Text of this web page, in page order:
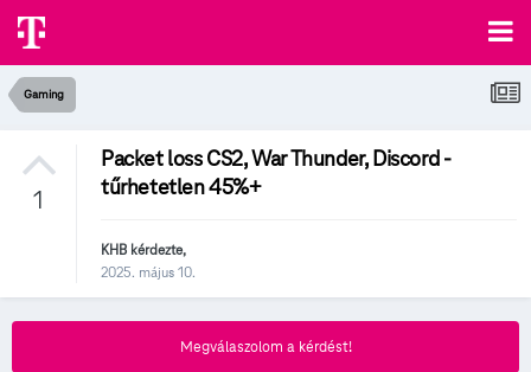
Gaming
1
Packet loss CS2, War Thunder, Discord -
tűrhetetlen 45%+
KHB kérdezte,
2025. május 10.
Megválaszolom a kérdést!